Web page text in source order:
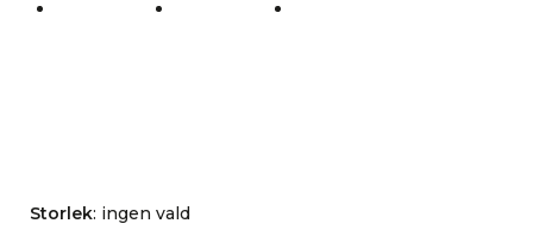
Storlek: ingen vald